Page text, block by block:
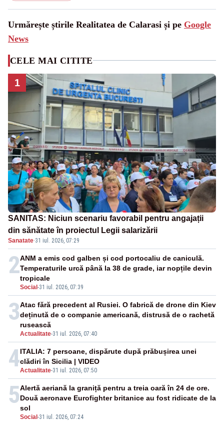
Urmărește știrile Realitatea de Calarasi și pe Google
News
CELE MAI CITITE
1
SANITAS: Niciun scenariu favorabil pentru angajații
din sănătate în proiectul Legii salarizării
Sanatate·31 iul. 2026, 07:29
2
Social -31 iul. 2026, 07:39
ANM a emis cod galben și cod portocaliu de caniculă.
Temperaturile urcă până la 38 de grade, iar nopțile devin
tropicale
3
Actualitate-31 iul. 2026, 07:40
Atac fără precedent al Rusiei. O fabrică de drone din Kiev
deținută de o companie americană, distrusă de o rachetă
rusească
4Actualitate-31 iul. 2026, 07:50
ITALIA: 7 persoane, dispărute după prăbușirea unei
clădiri în Sicilia | VIDEO
5
Social -31 iul. 2026, 07:24
Alertă aeriană la graniță pentru a treia oară în 24 de ore.
Două aeronave Eurofighter britanice au fost ridicate de la
sol